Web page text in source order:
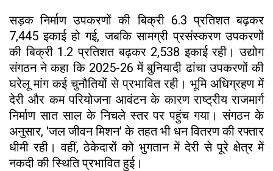
सड़क निर्माण उपकरणों की बिक्री 6.3 प्रतिशत बढ़कर
7,445 इकाई हो गई, जबकि सामग्री प्रसंस्करण उपकरणों
की बिक्री 1.2 प्रतिशत बढ़कर 2,538 इकाई रही। उद्योग
संगठन ने कहा कि 2025-26 में बुनियादी ढांचा उपकरणों की
घरेलू मांग कई चुनौतियों से प्रभावित रही। भूमि अधिग्रहण में
देरी और कम परियोजना आवंटन के कारण राष्ट्रीय राजमार्ग
निर्माण सात साल के निचले स्तर पर पहुंच गया। संगठन के
अनुसार, 'जल जीवन मिशन' के तहत भी धन वितरण की रफ्तार
धीमी रही। वहीं, ठेकेदारों को भुगतान में देरी से पूरे क्षेत्र में
नकदी की स्थिति प्रभावित हुई।